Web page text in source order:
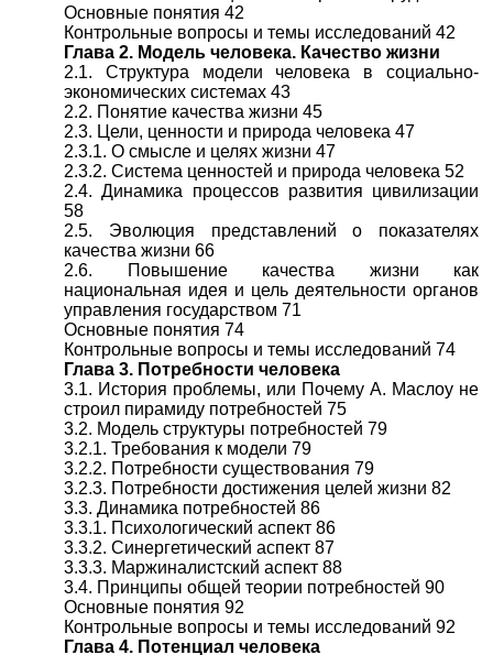
Основные понятия 42
Контрольные вопросы и темы исследований 42
Глава 2. Модель человека. Качество жизни
2.1. Структура модели человека в социально-
экономических системах 43
2.2. Понятие качества жизни 45
2.3. Цели, ценности и природа человека 47
2.3.1. О смысле и целях жизни 47
2.3.2. Система ценностей и природа человека 52
2.4. Динамика процессов развития цивилизации
58
2.5. Эволюция представлений о показателях
качества жизни 66
2.6. Повышение качества жизни как
национальная идея и цель деятельности органов
управления государством 71
Основные понятия 74
Контрольные вопросы и темы исследований 74
Глава 3. Потребности человека
3.1. История проблемы, или Почему А. Маслоу не
строил пирамиду потребностей 75
3.2. Модель структуры потребностей 79
3.2.1. Требования к модели 79
3.2.2. Потребности существования 79
3.2.3. Потребности достижения целей жизни 82
3.3. Динамика потребностей 86
3.3.1. Психологический аспект 86
3.3.2. Синергетический аспект 87
3.3.3. Маржиналистский аспект 88
3.4. Принципы общей теории потребностей 90
Основные понятия 92
Контрольные вопросы и темы исследований 92
Глава 4. Потенциал человека